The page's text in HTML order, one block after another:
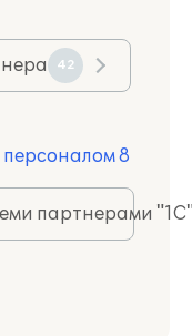
42
8
партнерами